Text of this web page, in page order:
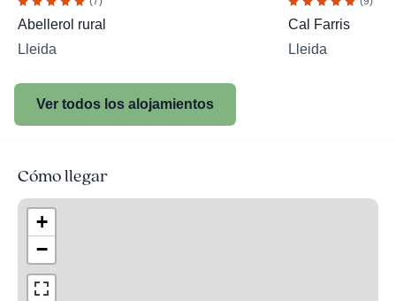
Abellerol rural
Lleida
Cal Farris
Lleida
Ver todos los alojamientos
Cómo llegar
+
−